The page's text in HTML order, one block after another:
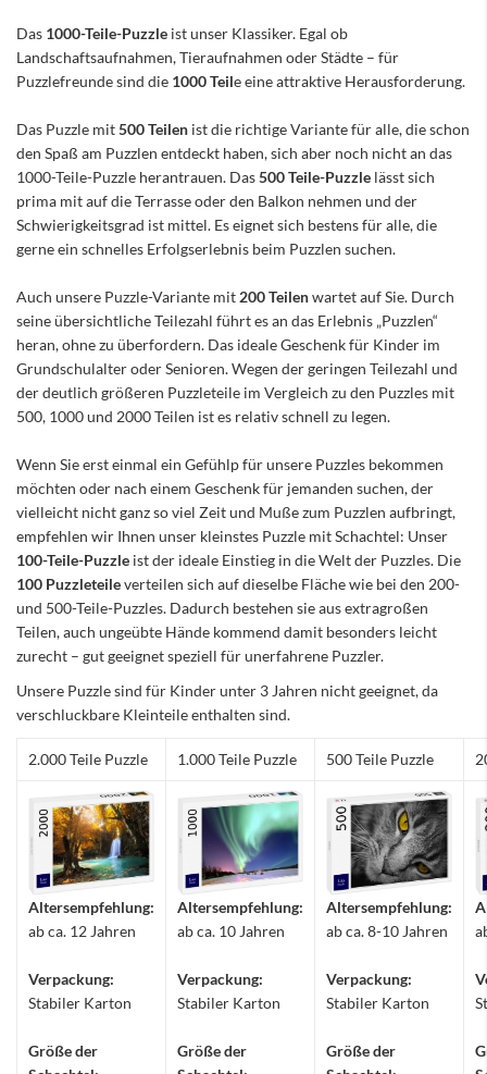
Das 1000-Teile-Puzzle ist unser Klassiker. Egal ob
Landschaftsaufnahmen, Tieraufnahmen oder Städte – für
Puzzlefreunde sind die 1000 Teile eine attraktive Herausforderung.
Das Puzzle mit500 Teilen ist die richtige Variante für alle, die schon
den Spaß am Puzzlen entdeckt haben, sich aber noch nicht an das
1000-Teile-Puzzle herantrauen. Das500 Teile-Puzzle lässt sich
prima mit auf die Terrasse oder den Balkon nehmen und der
Schwierigkeitsgrad ist mittel. Es eignet sich bestens für alle, die
gerne ein schnelles Erfolgserlebnis beim Puzzlen suchen.
Auch unsere Puzzle-Variante mit 200 Teilenwartet auf Sie. Durch
seine übersichtliche Teilezahl führt es an das Erlebnis „Puzzlen“
heran, ohne zu überfordern. Das ideale Geschenk für Kinder im
Grundschulalter oder Senioren. Wegen der geringen Teilezahl und
der deutlich größeren Puzzleteile im Vergleich zu den Puzzles mit
500, 1000 und 2000 Teilen ist es relativ schnell zu legen.
Wenn Sie erst einmal ein Gefühlp für unsere Puzzles bekommen
möchten oder nach einem Geschenk für jemanden suchen, der
vielleicht nicht ganz so viel Zeit und Muße zum Puzzlen aufbringt,
empfehlen wir Ihnen unser kleinstes Puzzle mit Schachtel: Unser
100-Teile-Puzzle ist der ideale Einstieg in die Welt der Puzzles. Die
100 Puzzleteileverteilen sich auf dieselbe Fläche wie bei den 200-
und 500-Teile-Puzzles. Dadurch bestehen sie aus extragroßen
Teilen, auch ungeübte Hände kommend damit besonders leicht
zurecht – gut geeignet speziell für unerfahrene Puzzler.
Unsere Puzzle sind für Kinder unter 3 Jahren nicht geeignet, da
verschluckbare Kleinteile enthalten sind.
2.000 Teile Puzzle 1.000 Teile Puzzle 500 Teile Puzzle
Altersempfehlung:
ab ca. 12 Jahren
Verpackung:
Stabiler Karton
Größe der
Altersempfehlung:
ab ca. 10 Jahren
Verpackung:
Stabiler Karton
Größe der
Altersempfehlung:
ab ca. 8-10 Jahren
Verpackung:
Stabiler Karton
Größe der